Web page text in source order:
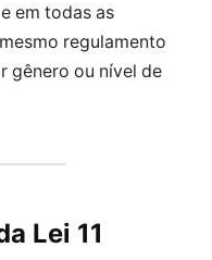
em todas as
regulamento
gênero ou nível de
Lei 11